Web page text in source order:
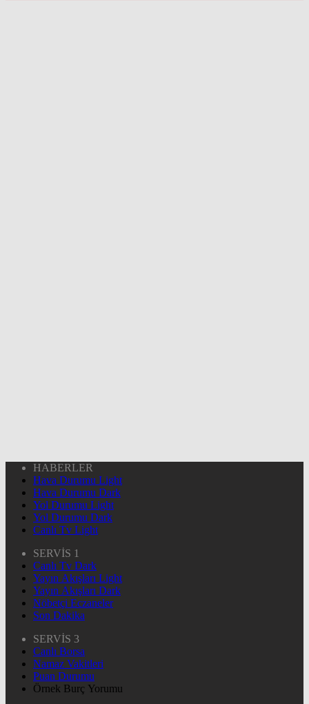
HABERLER
Hava Durumu Light
Hava Durumu Dark
Yol Durumu Light
Yol Durumu Dark
Canlı Tv Light
SERVİS 1
Canlı Tv Dark
Yayın Akışları Light
Yayın Akışları Dark
Nöbetçi Eczaneler
Son Dakika
SERVİS 3
Canlı Borsa
Namaz Vakitleri
Puan Durumu
Örnek Burç Yorumu